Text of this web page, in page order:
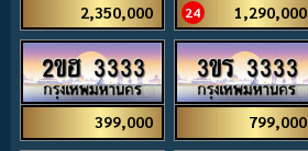
2,350,000 24 1,290,000
2ขฮ 3333
399,000
3ขร 3333
799,000